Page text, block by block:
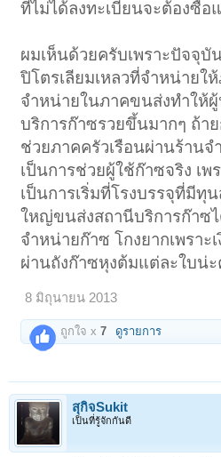
ที่ไม่ได้ลงทะเบียนจะต้องซื้
ผมเห็นด้วยครับเพราะปัจจุ
ปิโตรเลียมเหลวที่จำหน่ายใ
จำหน่ายในภาคขนส่งทำให้
บริการก๊าซรวยขึ้นมากๆ ถ้า
ช่วยภาคครัวเรือนผ่านร้าน
เป็นการช่วยผู้ใช้ก๊าซจริง เพ
เป็นการเริ่มที่โรงบรรจุที่มีทุ
ใหญ่ขนส่งสถานีบริการก๊าซ
จำหน่ายก๊าซ โกงยากเพราะ
ผ่านถังก๊าซหุงต้มแต่ละใบน่ะ
8 มิถุนายน 2013
ถูกใจ x7 ดูรายการ
สุกิจSukit
เป็นที่รู้จักกันดี